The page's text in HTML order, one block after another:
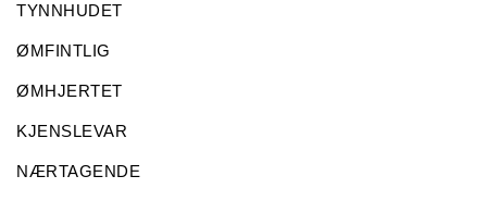
TYNNHUDET
ØMFINTLIG
ØMHJERTET
KJENSLEVAR
NÆRTAGENDE